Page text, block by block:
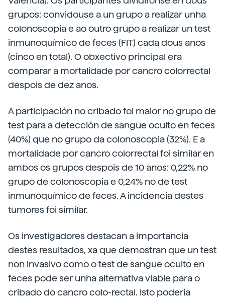
grupos: convidouse a un grupo a realizar unha
colonoscopia e ao outro grupo a realizar un test
inmunoquímico de feces (FIT) cada dous anos
(cinco en total). O obxectivo principal era
comparar a mortalidade por cancro colorrectal
despois de dez anos.
A participación no cribado foi maior no grupo de
test para a detección de sangue oculto en feces
(40%) que no grupo da colonoscopia (32%). E a
mortalidade por cancro colorrectal foi similar en
ambos os grupos despois de 10 anos: 0,22% no
grupo de colonoscopia e 0,24% no de test
inmunoquímico de feces. A incidencia destes
tumores foi similar.
Os investigadores destacan a importancia
destes resultados, xa que demostran que un test
non invasivo como o test de sangue oculto en
feces pode ser unha alternativa viable para o
cribado do cancro colo-rectal. Isto podería